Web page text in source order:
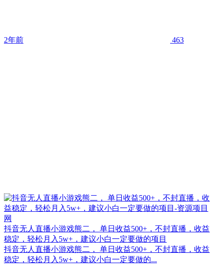
2年前 463
抖音无人直播小游戏熊二， 单日收益500+，不封直播，收益
稳定，轻松月入5w+，建议小白一定要做的项目
抖音无人直播小游戏熊二， 单日收益500+，不封直播，收益
稳定，轻松月入5w+，建议小白一定要做的...